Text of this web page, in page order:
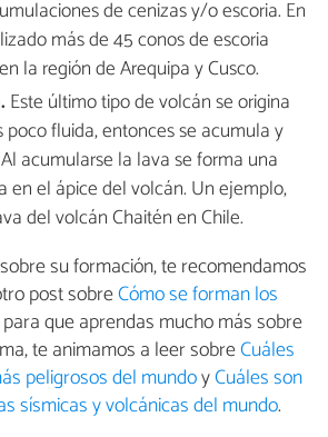
de cenizas y/o escoria. En
más de 45 conos de escoria
la región de Arequipa y Cusco.
Este último tipo de volcán se origina
fluida, entonces se acumula y
acumularse la lava se forma una
en el ápice del volcán. Un ejemplo,
del volcán Chaitén en Chile.
su formación, te recomendamos
post sobreCómo se forman los
que aprendas mucho más sobre
te animamos a leer sobreCuáles
peligrosos del mundoyCuáles son
sísmicas y volcánicas del mundo.